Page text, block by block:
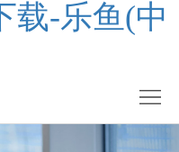
载-乐鱼(中